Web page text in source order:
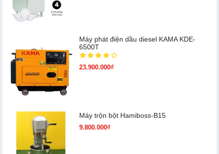
Máy phát điện dầu diesel KAMA KDE-
6500T
23.900.000₫
Máy trộn bột Hamiboss-B15
9.800.000₫